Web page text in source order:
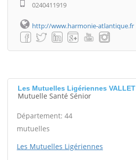
0240411919
http://www.harmonie-atlantique.fr
Les Mutuelles Ligériennes VALLET
Mutuelle Santé Sénior
Département: 44
mutuelles
Les Mutuelles Ligériennes